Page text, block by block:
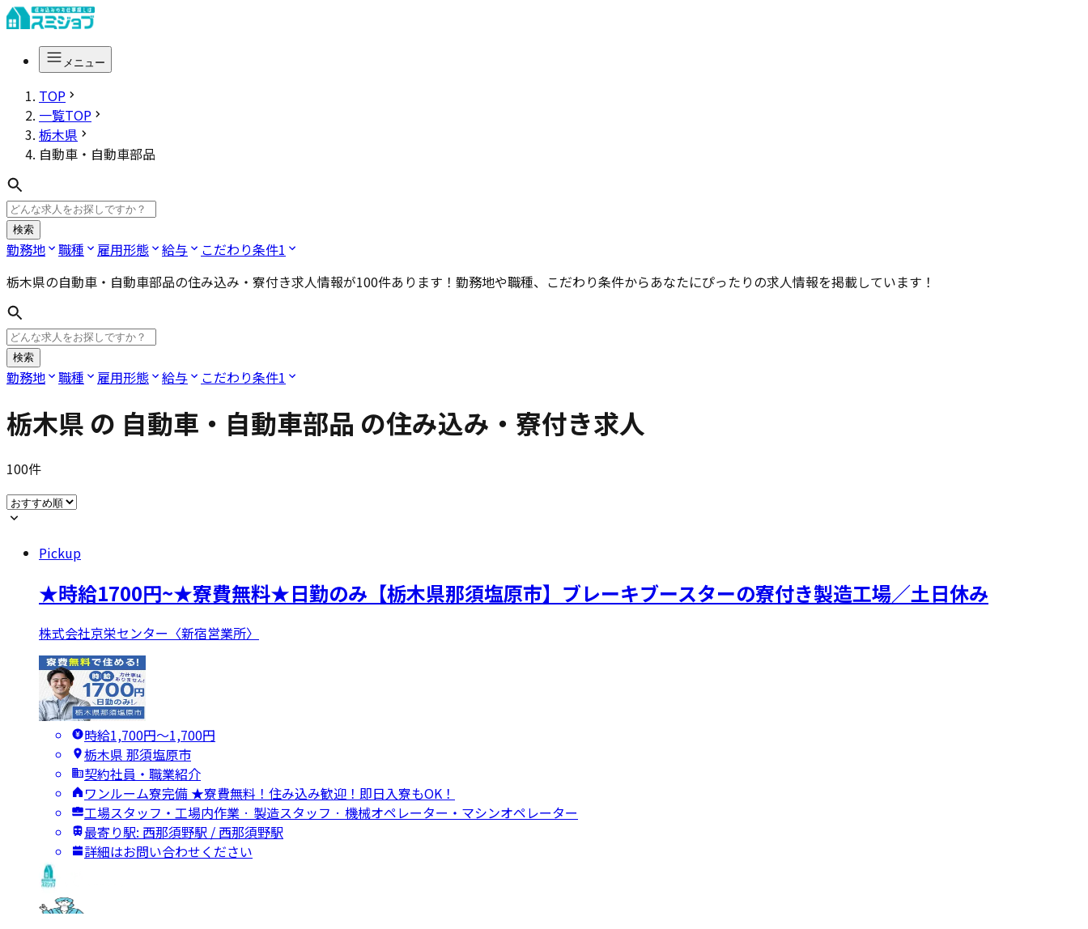
メニュー
TOP
一覧TOP
栃木県
自動車・自動車部品
検索
勤務地 職種 雇用形態 給与 こだわり条件1
栃木県の自動車・自動車部品の住み込み・寮付き求人情報が100件あります！勤務地や職種、こだわり条件からあなたにぴったりの求人情報を掲載しています！
検索
勤務地 職種 雇用形態 給与 こだわり条件1
栃木県 の 自動車・自動車部品 の住み込み・寮付き求人
100件
Pickup
★時給1700円~★寮費無料★日勤のみ【栃木県那須塩原市】ブレーキブースターの寮付き製造工場／土日休み
株式会社京栄センター〈新宿営業所〉
時給1,700円〜1,700円
栃木県 那須塩原市
契約社員・職業紹介
ワンルーム寮完備 ★寮費無料！住み込み歓迎！即日入寮もOK！
工場スタッフ・工場内作業 · 製造スタッフ · 機械オペレーター・マシンオペレーター
最寄り駅: 西那須野駅 / 西那須野駅
詳細はお問い合わせください